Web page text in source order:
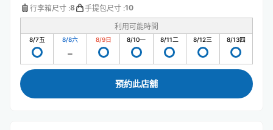
行李箱尺寸 :8 手提包尺寸 :10
利用可能時間
8/7五 8/8六 8/9日 8/10一 8/11二 8/12三 8/13四
預約此店舖